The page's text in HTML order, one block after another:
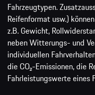
Fahrzeugtypen.
Reifenformat usw.)
z.B. Gewicht,
neben Witterungs- und
individuellen
die CO₂-Emissionen, die
Fahrleistungswerte eines